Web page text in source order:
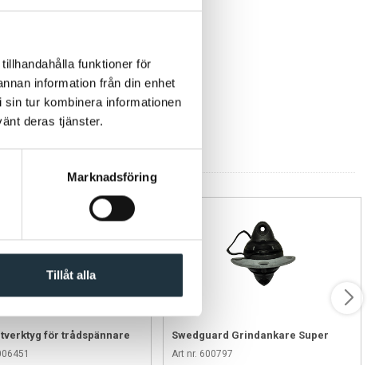
funktioner för
information från din enhet
tur kombinera informationen
deras tjänster.
Marknadsföring
Tillåt alla
och förlänger livslängden. Den kortare längden gör den
för djupt. Enkel montering med standardverktyg sparar
och spik?
och sitter bättre över tid.
skruv?
för trästolpar.
utomhusmiljö.
vara?
Köp
för trådspännare
Swedguard Grindankare Super
Pro+ 4 st/fp
Art nr. 600797